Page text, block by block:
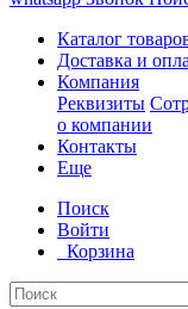
Каталог
Доставка и
Компания
Реквизиты
о компании
Контакты
Еще
Поиск
Войти
Корзина